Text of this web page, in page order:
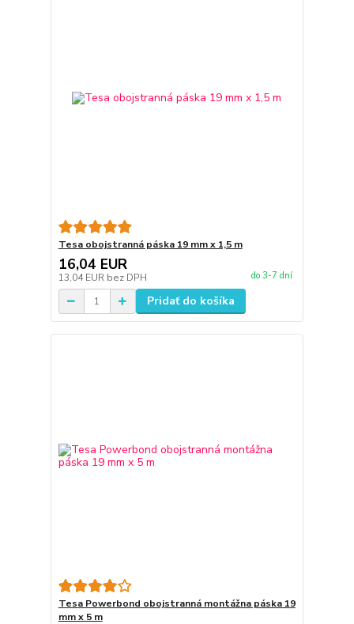
Tesa obojstranná páska 19 mm x 1,5 m
16,04 EUR
13,04 EUR bez DPH do 3-7 dní
Pridať do košíka
Tesa Powerbond obojstranná montážna páska 19
mm x 5 m